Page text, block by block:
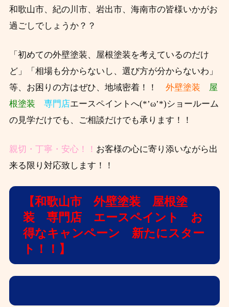
和歌山市、紀の川市、岩出市、海南市の皆様いかがお
過ごしでしょうか？？
「初めての外壁塗装、屋根塗装を考えているのだけ
ど」「相場も分からないし、選び方が分からないわ」
等、お困りの方はぜひ、 地域密着！！ 外壁塗装
屋
根塗装
専門店エースペイントへ(*’ω’*)ショールーム
の見学だけでも、ご相談だけでも承ります！！
親切・丁寧・安心！！ お客様の心に寄り添いながら出
来る限り対応致します！！
【和歌山市 外壁塗装 屋根塗
装 専門店 エースペイント お
得なキャンペーン 新たにスター
ト！！】